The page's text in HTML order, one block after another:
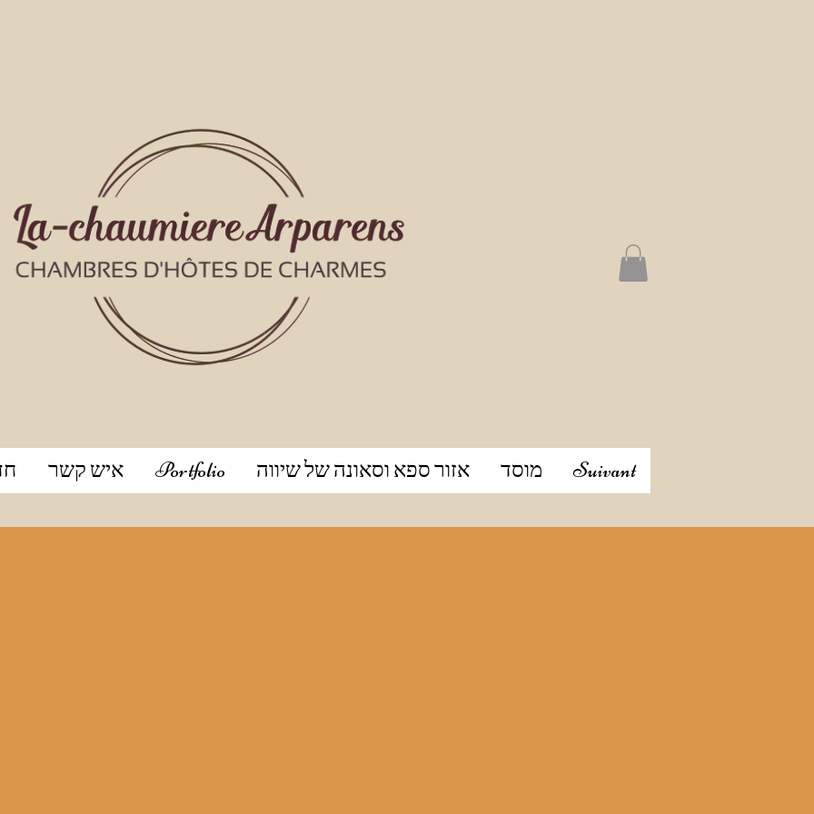
איש קשר Portfolio אזור ספא וסאונה של שיווה מוסד Suivant